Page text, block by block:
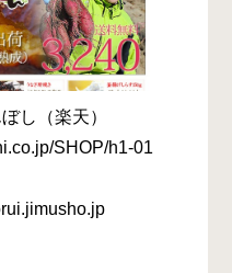
し（楽天）
SHOP/h1-01